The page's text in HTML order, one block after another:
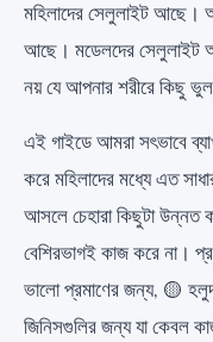
মহিলাদের সেলুলাইট আছে।
আছে। মডেলদের সেলুলাইট
নয় যে আপনার শরীরে কিছু
এই গাইডে আমরা সৎভাবে
করে মহিলাদের মধ্যে এত
আসলে চেহারা কিছুটা উন্নত
বেশিরভাগই কাজ করে না।
ভালো প্রমাণের জন্য, 🟡
জিনিসগুলির জন্য যা কেবল